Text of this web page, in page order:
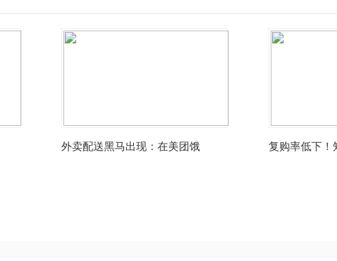
外卖配送黑马出现：在美团饿 复购率低下！